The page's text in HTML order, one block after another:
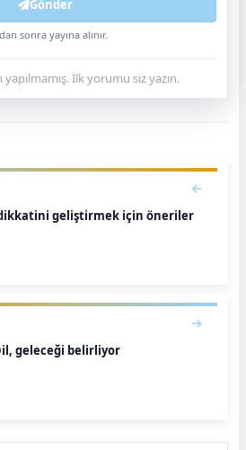
Gönder
sonra yayına alınır.
İlk yorumu siz yazın.
dikkatini geliştirmek için öneriler
geleceği belirliyor